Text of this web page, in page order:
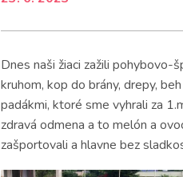
Dnes naši žiaci zažili
kruhom, kop do brány, drepy,
padákmi, ktoré sme vyhrali za
zdravá odmena a to melón a
zašportovali a hlavne bez